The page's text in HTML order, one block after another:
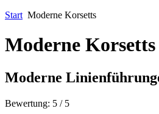
Start Moderne Korsetts
Moderne Korsetts
Moderne
Bewertung: 5 / 5